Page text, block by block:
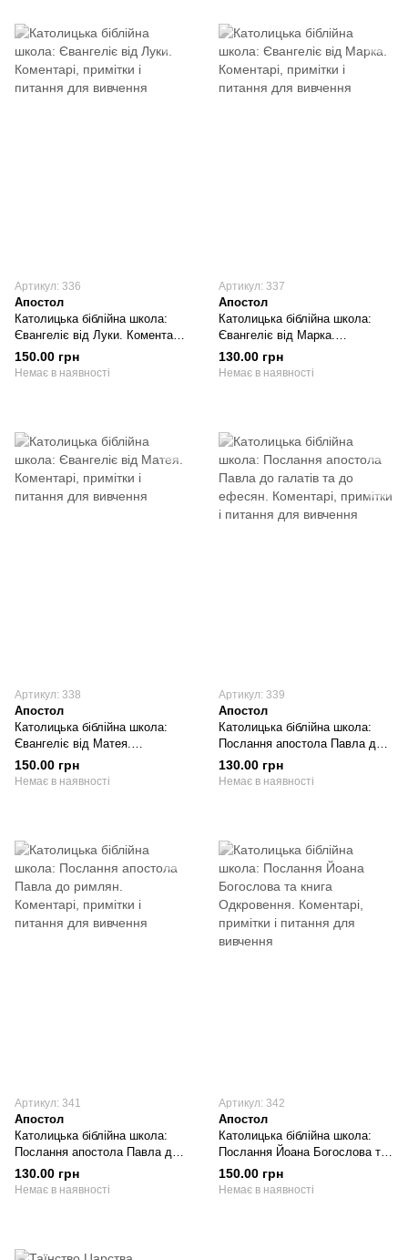
Артикул: 336
Апостол
Католицька біблійна школа:
Євангеліє від Луки. Коментарі,
примітки і питання для
вивчення
150.00 грн
Немає в наявності
Артикул: 337
Апостол
Католицька біблійна школа:
Євангеліє від Марка.
Коментарі, примітки і питання
для вивчення
130.00 грн
Немає в наявності
Артикул: 338
Апостол
Католицька біблійна школа:
Євангеліє від Матея.
Коментарі, примітки і питання
для вивчення
150.00 грн
Немає в наявності
Артикул: 339
Апостол
Католицька біблійна школа:
Послання апостола Павла до
галатів та до ефесян.
Коментарі, примітки і питання
130.00 грн
Немає в наявності
Артикул: 341
Апостол
Католицька біблійна школа:
Послання апостола Павла до
римлян. Коментарі, примітки і
питання для вивчення
130.00 грн
Немає в наявності
Артикул: 342
Апостол
Католицька біблійна школа:
Послання Йоана Богослова та
книга Одкровення. Коментарі,
примітки і питання для
150.00 грн
Немає в наявності